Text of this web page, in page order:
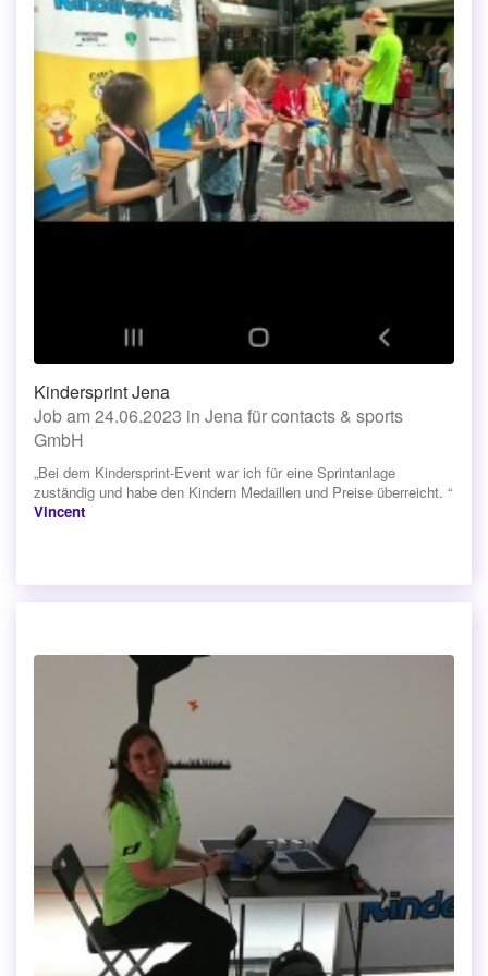
Kindersprint Jena
Job am 24.06.2023 in Jena für contacts & sports
GmbH
„Bei dem Kindersprint-Event war ich für eine Sprintanlage
zuständig und habe den Kindern Medaillen und Preise überreicht. “
Vincent